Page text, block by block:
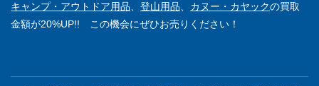
キャンプ・アウトドア用品、 登山用品、 カヌー・カヤックの買取
金額が20%UP!! この機会にぜひお売りください！